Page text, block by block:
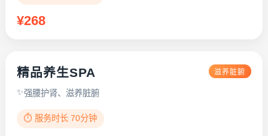
¥268
精品养生SPA 滋养脏腑
强腰护肾、滋养脏腑
⏱️ 服务时长 70分钟